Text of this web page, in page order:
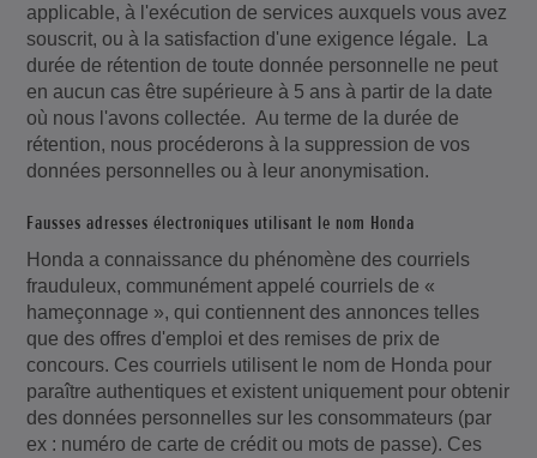
applicable, à l'exécution de services auxquels vous avez
souscrit, ou à la satisfaction d'une exigence légale. La
durée de rétention de toute donnée personnelle ne peut
en aucun cas être supérieure à 5 ans à partir de la date
où nous l'avons collectée. Au terme de la durée de
rétention, nous procéderons à la suppression de vos
données personnelles ou à leur anonymisation.
Fausses adresses électroniques utilisant le nom Honda
Honda a connaissance du phénomène des courriels
frauduleux, communément appelé courriels de «
hameçonnage », qui contiennent des annonces telles
que des offres d'emploi et des remises de prix de
concours. Ces courriels utilisent le nom de Honda pour
paraître authentiques et existent uniquement pour obtenir
des données personnelles sur les consommateurs (par
ex : numéro de carte de crédit ou mots de passe). Ces